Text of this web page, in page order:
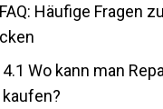
Häufige Fragen
4.1 Wo kann man
kaufen?